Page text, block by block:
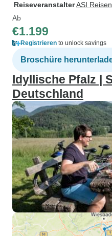
ReiseveranstalterASI Reisen
Ab
€1.199
Registrieren to unlock savings
Broschüre
Idyllische Pfalz |
Deutschland